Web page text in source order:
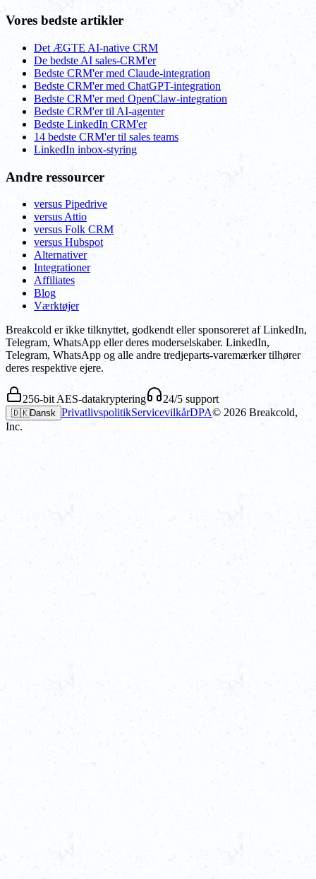
Vores bedste artikler
Det ÆGTE AI-native CRM
De bedste AI sales-CRM'er
Bedste CRM'er med Claude-integration
Bedste CRM'er med ChatGPT-integration
Bedste CRM'er med OpenClaw-integration
Bedste CRM'er til AI-agenter
Bedste LinkedIn CRM'er
14 bedste CRM'er til sales teams
LinkedIn inbox-styring
Andre ressourcer
versus Pipedrive
versus Attio
versus Folk CRM
versus Hubspot
Alternativer
Integrationer
Affiliates
Blog
Værktøjer
Breakcold er ikke tilknyttet, godkendt eller sponsoreret af LinkedIn,
Telegram, WhatsApp eller deres moderselskaber. LinkedIn,
Telegram, WhatsApp og alle andre tredjeparts-varemærker tilhører
deres respektive ejere.
256-bit AES-datakryptering 24/5 support
🇩🇰Dansk PrivatlivspolitikServicevilkårDPA© 2026 Breakcold,
Inc.